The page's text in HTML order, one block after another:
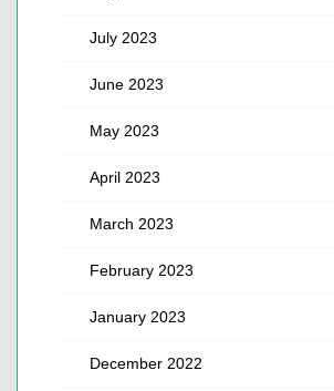
July 2023
June 2023
May 2023
April 2023
March 2023
February 2023
January 2023
December 2022